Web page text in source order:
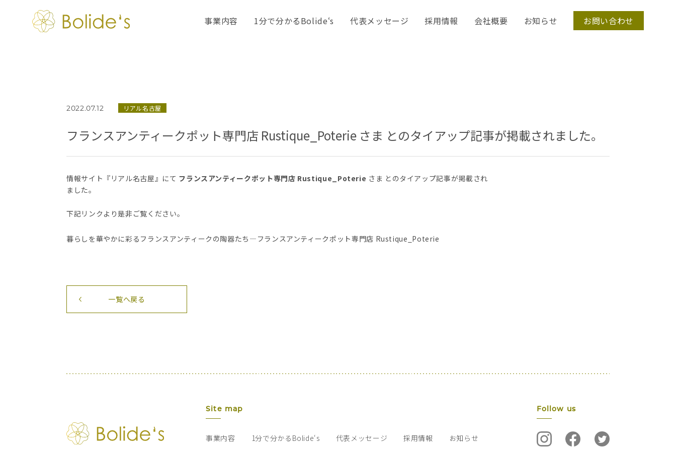
事業内容 1分で分かるBolide‘s 代表メッセージ 採用情報 会社概要 お知らせ お問い合わせ
2022.07.12 リアル名古屋
フランスアンティークポット専門店 Rustique_Poterie さま とのタイアップ記事が掲載されました。
情報サイト『リアル名古屋』にて フランスアンティークポット専門店 Rustique_Poterie さま とのタイアップ記事が掲載され
ました。
下記リンクより是非ご覧ください。
暮らしを華やかに彩るフランスアンティークの陶器たち―フランスアンティークポット専門店 Rustique_Poterie
一覧へ戻る
Site map
事業内容 1分で分かるBolide‘s 代表メッセージ 採用情報 お知らせ
Follow us